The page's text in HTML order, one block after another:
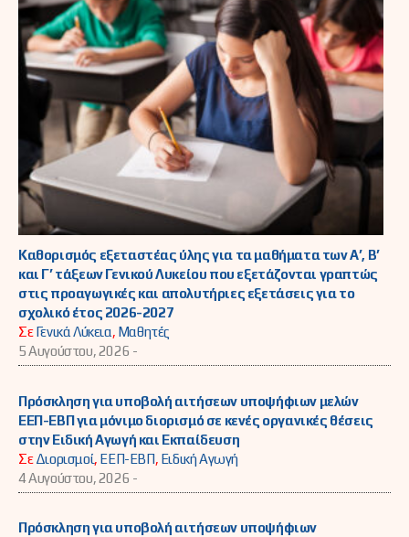
Καθορισμός εξεταστέας ύλης για τα μαθήματα των Α’, Β’
και Γ’ τάξεων Γενικού Λυκείου που εξετάζονται γραπτώς
στις προαγωγικές και απολυτήριες εξετάσεις για το
σχολικό έτος 2026-2027
ΣεΓενικά Λύκεια, Μαθητές
5 Αυγούστου, 2026 -
Πρόσκληση για υποβολή αιτήσεων υποψήφιων μελών
ΕΕΠ-ΕΒΠ για μόνιμο διορισμό σε κενές οργανικές θέσεις
στην Ειδική Αγωγή και Εκπαίδευση
ΣεΔιορισμοί, ΕΕΠ-ΕΒΠ, Ειδική Αγωγή
4 Αυγούστου, 2026 -
Πρόσκληση για υποβολή αιτήσεων υποψήφιων